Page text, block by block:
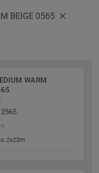
BEIGE 0565
WARM
2x23m